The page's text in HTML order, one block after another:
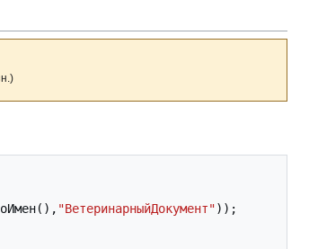
(), "ВетеринарныйДокумент"));